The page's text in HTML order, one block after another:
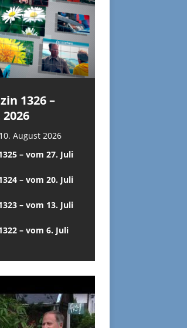
1326 –
August 2026
– vom 27. Juli
– vom 20. Juli
– vom 13. Juli
– vom 6. Juli